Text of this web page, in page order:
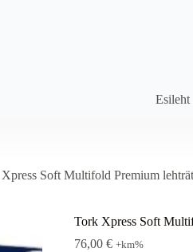
Esileht
Soft Multifold Premium
Tork Xpress Soft
76,00 € +km%